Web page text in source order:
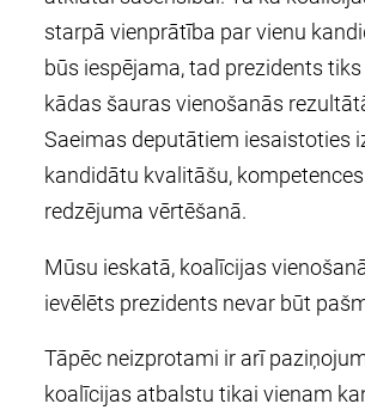
starpā vienprātība par vienu
būs iespējama, tad prezidents
kādas šauras vienošanās
Saeimas deputātiem iesaistoties
kandidātu kvalitāšu,
redzējuma vērtēšanā.
Mūsu ieskatā, koalīcijas
ievēlēts prezidents nevar būt
Tāpēc neizprotami ir arī
koalīcijas atbalstu tikai vienam